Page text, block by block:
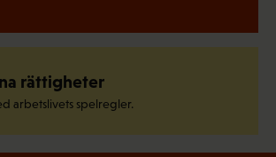
rättigheter
arbetslivets spelregler.